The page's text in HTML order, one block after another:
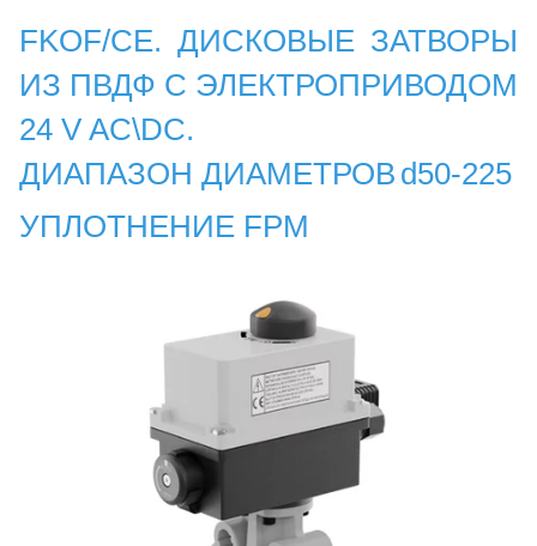
FKOF/CE. ДИСКОВЫЕ ЗАТВОРЫ
ИЗ ПВДФ С ЭЛЕКТРОПРИВОДОМ
24 V AC\DC.
ДИАПАЗОН ДИАМЕТРОВ d50-225
УПЛОТНЕНИЕ FPM